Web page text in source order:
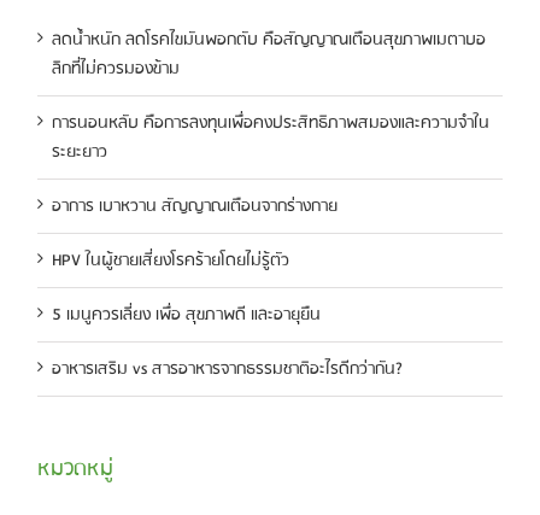
ลดน้ำหนัก ลดโรคไขมันพอกตับ คือสัญญาณเตือนสุขภาพเมตาบอ
ลิกที่ไม่ควรมองข้าม
การนอนหลับ คือการลงทุนเพื่อคงประสิทธิภาพสมองและความจำใน
ระยะยาว
อาการ เบาหวาน สัญญาณเตือนจากร่างกาย
HPV ในผู้ชายเสี่ยงโรคร้ายโดยไม่รู้ตัว
5 เมนูควรเลี่ยง เพื่อ สุขภาพดี และอายุยืน
อาหารเสริม vs สารอาหารจากธรรมชาติอะไรดีกว่ากัน?
หมวดหมู่